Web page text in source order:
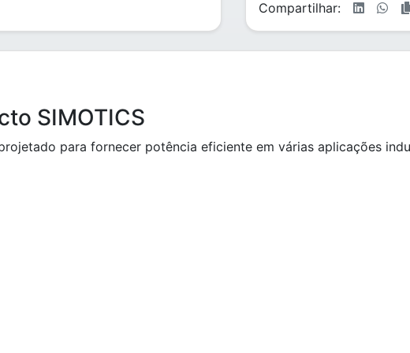
Compartilhar:
SIMOTICS
para fornecer potência eficiente em várias aplicações